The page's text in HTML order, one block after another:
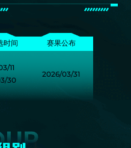
时间
11
30
赛果公布
2026/03/31